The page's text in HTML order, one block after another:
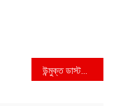
উন্মুক্ত ডাস্টবিনের দুর্গন্ধে অতিষ্ঠ নগরবাসী